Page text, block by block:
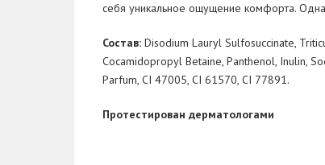
себя уникальное ощущение комфорта.
Состав: Disodium Lauryl Sulfosuccinate,
Cocamidopropyl Betaine, Panthenol, Inulin,
Parfum, CI 47005, CI 61570, CI 77891.
Протестирован дерматологами